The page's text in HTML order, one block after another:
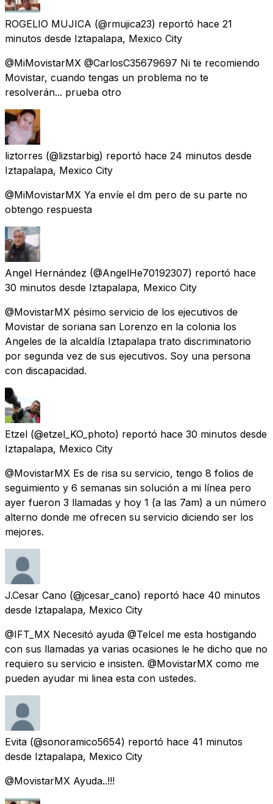
ROGELIO MUJICA (@rmujica23) reportó hace 21
minutos desde Iztapalapa, Mexico City
@MiMovistarMX @CarlosC35679697 Ni te recomiendo
Movistar, cuando tengas un problema no te
resolverán... prueba otro
liztorres (@lizstarbig) reportó hace 24 minutos desde
Iztapalapa, Mexico City
@MiMovistarMX Ya envíe el dm pero de su parte no
obtengo respuesta
Angel Hernández (@AngelHe70192307) reportó hace
30 minutos desde Iztapalapa, Mexico City
@MovistarMX pésimo servicio de los ejecutivos de
Movistar de soriana san Lorenzo en la colonia los
Angeles de la alcaldía Iztapalapa trato discriminatorio
por segunda vez de sus ejecutivos. Soy una persona
con discapacidad.
Etzel (@etzel_KO_photo) reportó hace 30 minutos desde
Iztapalapa, Mexico City
@MovistarMX Es de risa su servicio, tengo 8 folios de
seguimiento y 6 semanas sin solución a mi línea pero
ayer fueron 3 llamadas y hoy 1 (a las 7am) a un número
alterno donde me ofrecen su servicio diciendo ser los
mejores.
J.Cesar Cano (@jcesar_cano) reportó hace 40 minutos
desde Iztapalapa, Mexico City
@IFT_MX Necesitó ayuda @Telcel me esta hostigando
con sus llamadas ya varias ocasiones le he dicho que no
requiero su servicio e insisten. @MovistarMX como me
pueden ayudar mi linea esta con ustedes.
Evita (@sonoramico5654) reportó hace 41 minutos
desde Iztapalapa, Mexico City
@MovistarMX Ayuda..!!!